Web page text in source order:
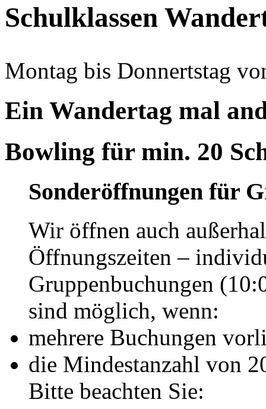
Schulklassen
Montag bis Donnertstag
Ein Wandertag mal
Bowling für min. 20
Sonderöffnungen für
Wir öffnen auch
Öffnungszeiten –
Gruppenbuchungen
sind möglich, wenn:
mehrere Buchungen
die Mindestanzahl von
Bitte beachten Sie: